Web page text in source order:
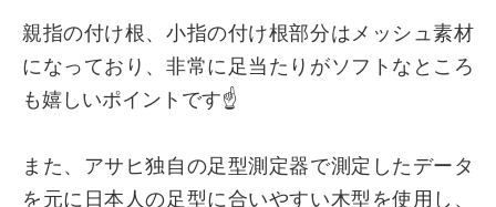
親指の付け根、小指の付け根部分はメッシュ素材
になっており、非常に足当たりがソフトなところ
も嬉しいポイントです☝️
また、アサヒ独自の足型測定器で測定したデータ
を元に日本人の足型に合いやすい木型を使用し、